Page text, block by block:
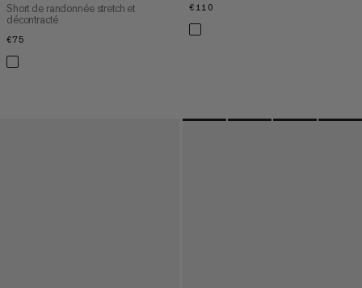
Short de randonnée stretch et
décontracté
€75
€110